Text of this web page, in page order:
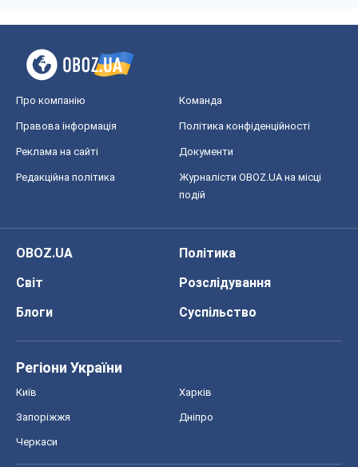
Про компанію Команда
Правова інформація Політика конфіденційності
Реклама на сайті Документи
Редакційна політика
Журналісти OBOZ.UA на місці
подій
OBOZ.UA
Політика
Світ
Розслідування
Блоги
Суспільство
Регіони України
Київ Харків
Запоріжжя Дніпро
Черкаси